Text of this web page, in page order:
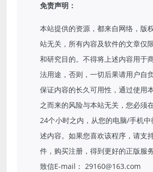
免责声明：
本站提供的资源，都来自网络，版
站无关，所有内容及软件的文章仅
和研究目的。不得将上述内容用于
法用途，否则，一切后果请用户自
保证内容的长久可用性，通过使用
之而来的风险与本站无关，您必须
24个小时之内，从您的电脑/手机中
述内容。如果您喜欢该程序，请支
件，购买注册，得到更好的正版服
致信E-mail： 29160@163.com